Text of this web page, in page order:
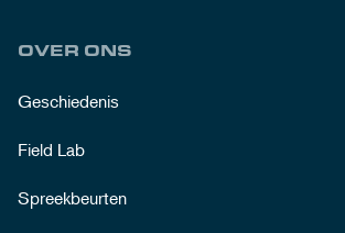
OVER ONS
Geschiedenis
Field Lab
Spreekbeurten